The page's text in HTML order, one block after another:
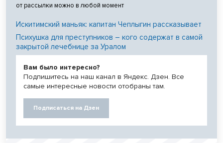
от рассылки можно в любой момент
Искитимский маньяк: капитан Чеплыгин рассказывает
Психушка для преступников – кого содержат в самой
закрытой лечебнице за Уралом
Вам было интересно?
Подпишитесь на наш канал в Яндекс. Дзен. Все
самые интересные новости отобраны там.
Подписаться на Дзен